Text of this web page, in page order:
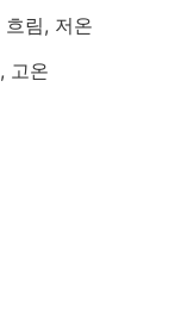
흐림, 저온
, 고온